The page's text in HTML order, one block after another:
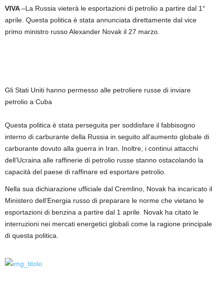
VIVA–La Russia vieterà le esportazioni di petrolio a partire dal 1°
aprile. Questa politica è stata annunciata direttamente dal vice
primo ministro russo Alexander Novak il 27 marzo.
Gli Stati Uniti hanno permesso alle petroliere russe di inviare
petrolio a Cuba
Questa politica è stata perseguita per soddisfare il fabbisogno
interno di carburante della Russia in seguito all’aumento globale di
carburante dovuto alla guerra in Iran. Inoltre, i continui attacchi
dell’Ucraina alle raffinerie di petrolio russe stanno ostacolando la
capacità del paese di raffinare ed esportare petrolio.
Nella sua dichiarazione ufficiale dal Cremlino, Novak ha incaricato il
Ministero dell’Energia russo di preparare le norme che vietano le
esportazioni di benzina a partire dal 1 aprile. Novak ha citato le
interruzioni nei mercati energetici globali come la ragione principale
di questa politica.